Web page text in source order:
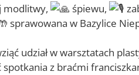
modlitwy, śpiewu,
sprawowana w Bazylice
udział w warsztatach
spotkania z braćmi